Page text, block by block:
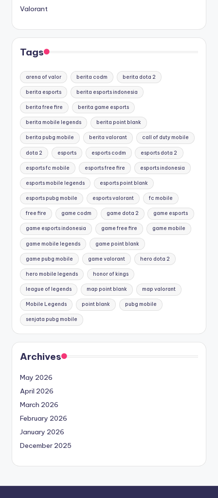
Valorant
Tags
arena of valor berita codm berita dota 2
berita esports berita esports indonesia
berita free fire berita game esports
berita mobile legends berita point blank
berita pubg mobile berita valorant call of duty mobile
dota 2 esports esports codm esports dota 2
esports fc mobile esports free fire esports indonesia
esports mobile legends esports point blank
esports pubg mobile esports valorant fc mobile
free fire game codm game dota 2 game esports
game esports indonesia game free fire game mobile
game mobile legends game point blank
game pubg mobile game valorant hero dota 2
hero mobile legends honor of kings
league of legends map point blank map valorant
Mobile Legends point blank pubg mobile
senjata pubg mobile
Archives
May 2026
April 2026
March 2026
February 2026
January 2026
December 2025